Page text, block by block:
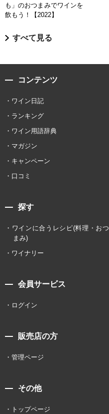
も」のおつまみでワインを
飲もう！【2022】
すべて見る
コンテンツ
ワイン日記
ランキング
ワイン用語辞典
マガジン
キャンペーン
口コミ
探す
ワインに合うレシピ(料理・おつ
まみ)
ワイナリー
会員サービス
ログイン
販売店の方
管理ページ
その他
トップページ